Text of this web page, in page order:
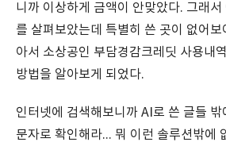
니까 이상하게 금액이 안맞았다. 그래
를 살펴보았는데 특별히 쓴 곳이 없어
아서 소상공인 부담경감크레딧 사용내
방법을 알아보게 되었다.
인터넷에 검색해보니까 AI로 쓴 글들
문자로 확인해라... 뭐 이런 솔루션밖에